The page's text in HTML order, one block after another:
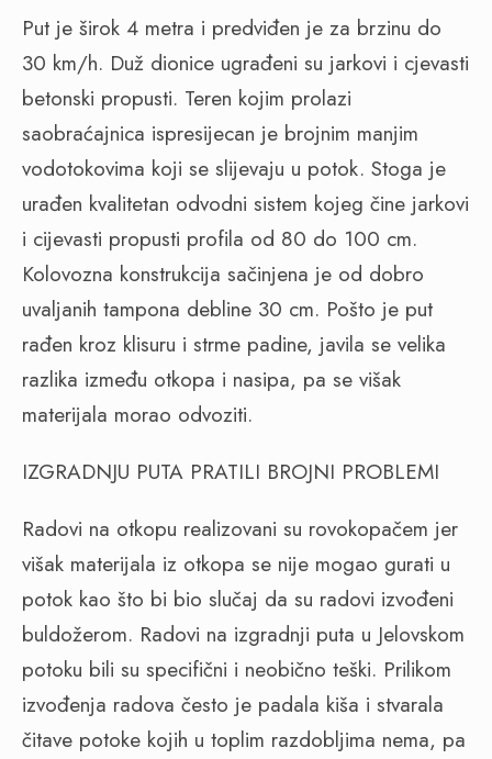
Put je širok 4 metra i predviđen je za brzinu do
30 km/h. Duž dionice ugrađeni su jarkovi i cjevasti
betonski propusti. Teren kojim prolazi
saobraćajnica ispresijecan je brojnim manjim
vodotokovima koji se slijevaju u potok. Stoga je
urađen kvalitetan odvodni sistem kojeg čine jarkovi
i cijevasti propusti profila od 80 do 100 cm.
Kolovozna konstrukcija sačinjena je od dobro
uvaljanih tampona debline 30 cm. Pošto je put
rađen kroz klisuru i strme padine, javila se velika
razlika između otkopa i nasipa, pa se višak
materijala morao odvoziti.
IZGRADNJU PUTA PRATILI BROJNI PROBLEMI
Radovi na otkopu realizovani su rovokopačem jer
višak materijala iz otkopa se nije mogao gurati u
potok kao što bi bio slučaj da su radovi izvođeni
buldožerom. Radovi na izgradnji puta u Jelovskom
potoku bili su specifični i neobično teški. Prilikom
izvođenja radova često je padala kiša i stvarala
čitave potoke kojih u toplim razdobljima nema, pa